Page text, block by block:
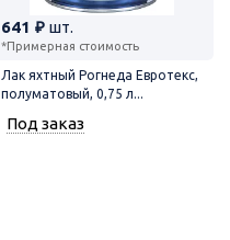
641 ₽ шт.
*Примерная стоимость
Лак яхтный Рогнеда Евротекс,
полуматовый, 0,75 л...
Под заказ